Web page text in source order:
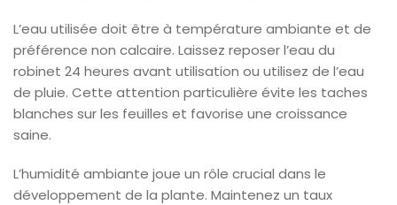
L’eau utilisée doit être à température ambiante et de
préférence non calcaire. Laissez reposer l’eau du
robinet 24 heures avant utilisation ou utilisez de l’eau
de pluie. Cette attention particulière évite les taches
blanches sur les feuilles et favorise une croissance
saine.
L’humidité ambiante joue un rôle crucial dans le
développement de la plante. Maintenez un taux